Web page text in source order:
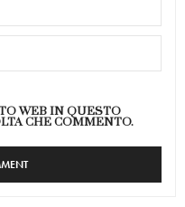
WEB IN QUESTO
CHE COMMENTO.